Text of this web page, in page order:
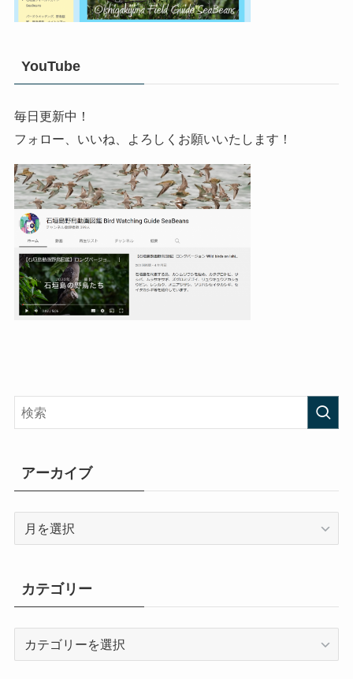
YouTube
毎日更新中！
フォロー、いいね、よろしくお願いいたします！
アーカイブ
ブ
カテゴリー